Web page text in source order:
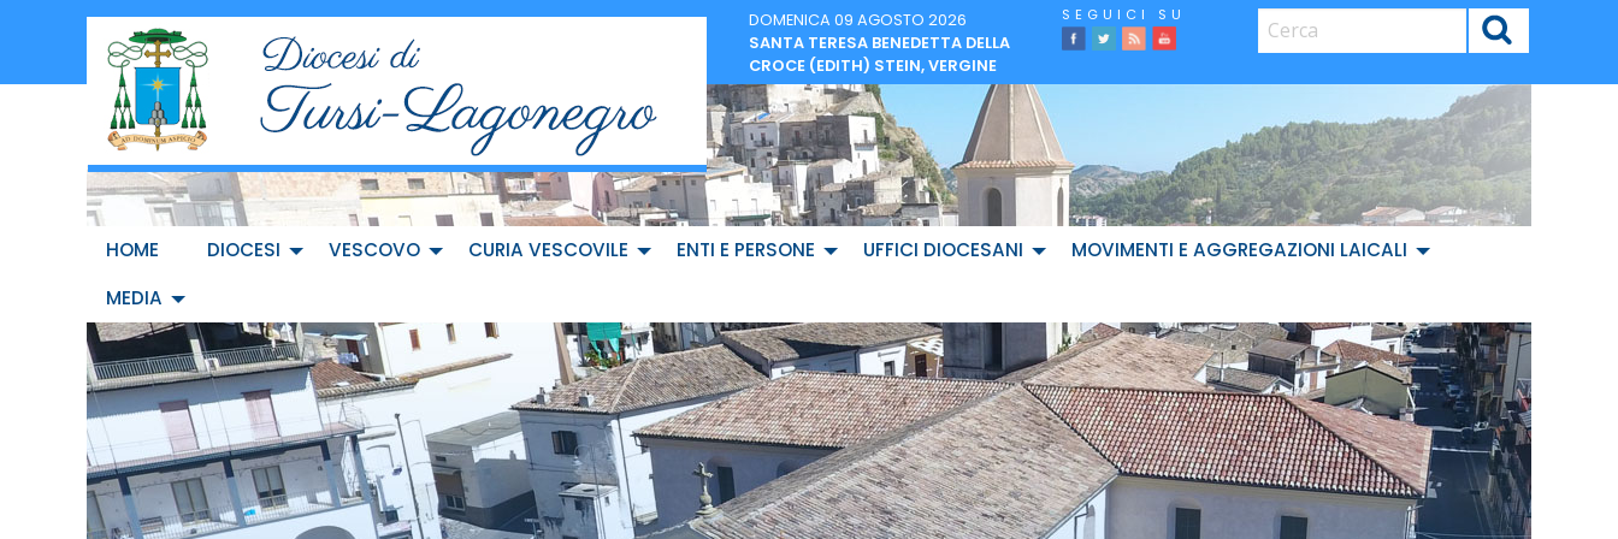
DOMENICA 09 AGOSTO 2026
SANTA TERESA BENEDETTA DELLA
CROCE (EDITH) STEIN, VERGINE
facebook
Twitter
FeedYoutube
CERCA
HOME DIOCESI VESCOVO CURIA VESCOVILE ENTI E PERSONE UFFICI DIOCESANI
MOVIMENTI E AGGREGAZIONI LAICALI
MEDIA